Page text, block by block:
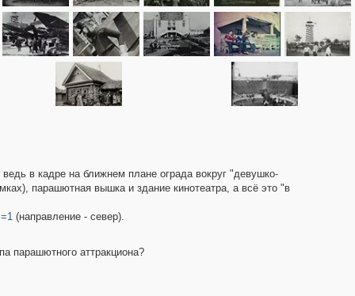
в кадре на ближнем плане ограда вокруг "девушко-
парашютная вышка и здание кинотеатра, а всё это "в
(направление - север).
парашютного аттракциона?